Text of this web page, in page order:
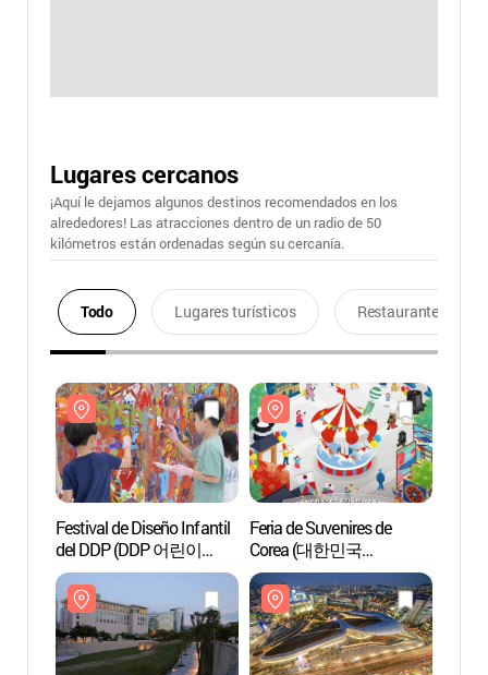
Lugares cercanos
¡Aquí le dejamos algunos destinos recomendados en los
alrededores! Las atracciones dentro de un radio de 50
kilómetros están ordenadas según su cercanía.
Todo Lugares turísticos Restaurantes
Festival de Diseño Infantil
del DDP (DDP 어린이
디자인 페스티벌)
Feria de Suvenires de
Corea (대한민국
관광기념품 박람회)